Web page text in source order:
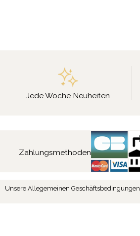
Jede Woche Neuheiten
Zahlungsmethoden
Unsere Allegemeinen Geschäftsbedingungen